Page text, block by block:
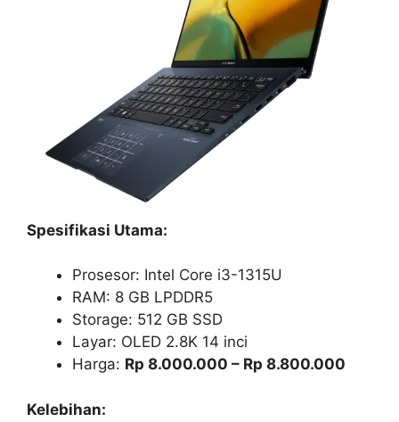
Spesifikasi Utama:
Prosesor: Intel Core i3-1315U
RAM: 8 GB LPDDR5
Storage: 512 GB SSD
Layar: OLED 2.8K 14 inci
Harga: Rp 8.000.000 – Rp 8.800.000
Kelebihan: